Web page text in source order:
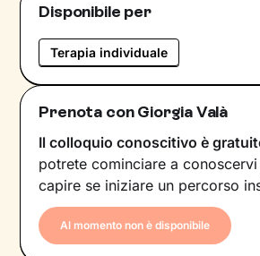
Disponibile per
Terapia individuale
Prenota con Giorgia Valà
Il colloquio conoscitivo è
potrete cominciare a
capire se iniziare un percorso
Al momento non è disponibile